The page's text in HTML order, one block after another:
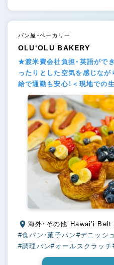
パン屋・ベーカリー
OLU‘OLU BAKERY
★渡米費会社負担・英語がで
ったりとした空気を感じな
給で通勤も安心！＜現地での
海外・
#食パン・菓子パン #デニッシ
#調理パン#オールスクラッチ